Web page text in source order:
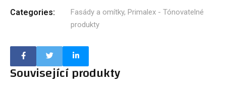
Categories: Fasády a omítky, Primalex - Tónovatelné
produkty
Související produkty